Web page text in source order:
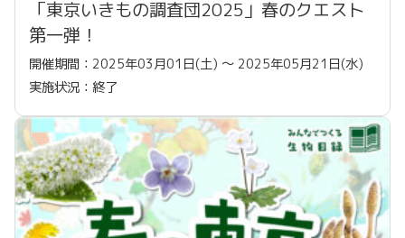
「東京いきもの調査団2025」春のクエスト
第一弾！
開催期間：2025年03月01日(土) 〜 2025年05月21日(水)
実施状況：終了